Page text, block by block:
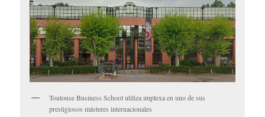
Toulouse Business School utiliza implexa en uno de sus
prestigiosos másteres internacionales